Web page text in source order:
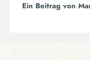
Ein Beitrag von